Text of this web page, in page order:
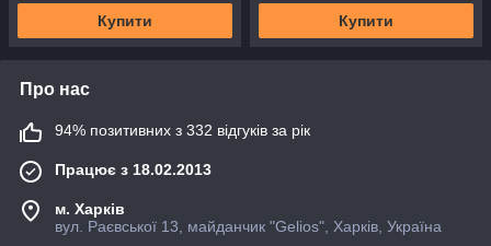
Купити Купити
Про нас
94% позитивних з 332 відгуків за рік
Працює з 18.02.2013
м. Харків
вул. Раєвської 13, майданчик "Gelios", Харків, Україна